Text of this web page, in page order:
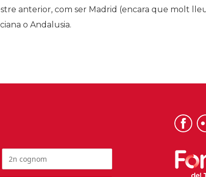
anterior, com ser Madrid (encara que molt
o Andalusia.